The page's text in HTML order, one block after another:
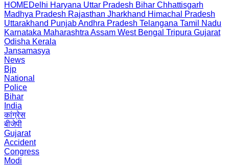
HOMEDelhi Haryana Uttar Pradesh Bihar Chhattisgarh
Madhya Pradesh Rajasthan Jharkhand Himachal Pradesh
Uttarakhand PunjabAndhra Pradesh Telangana Tamil Nadu
Karnataka Maharashtra Assam West Bengal Tripura Gujarat
Odisha Kerala
Jansamasya
News
Bjp
National
Police
Bihar
India
कांग्रेस
बीजेपी
Gujarat
Accident
Congress
Modi